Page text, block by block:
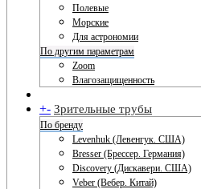
Полевые
Морские
Для астрономии
По другим параметрам
Zoom
Влагозащищенность
+- Зрительные трубы
По бренду
Levenhuk (Левенгук. США)
Bresser (Брессер. Германия)
Discovery (Дискавери. США)
Veber (Вебер. Китай)